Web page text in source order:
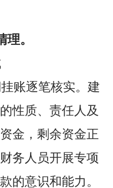
。
账逐笔核实。建
性质、责任人及
金，剩余资金正
务人员开展专项
的意识和能力。